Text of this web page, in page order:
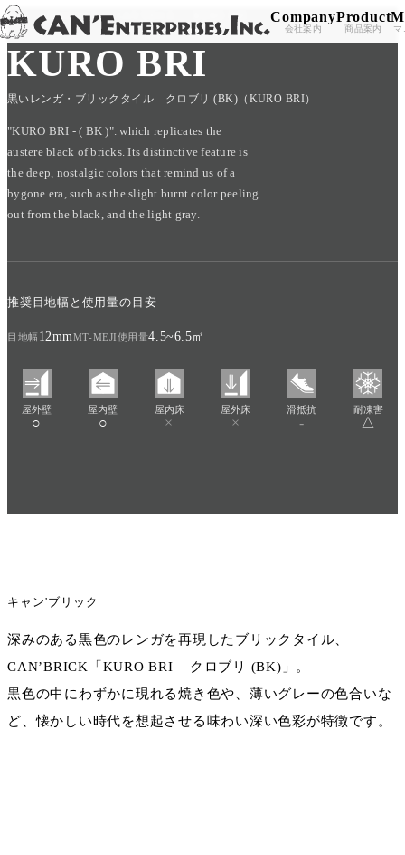
Skip to content Company
会社案内
Product
商品案内 マ
TOP / PRODUCT / KURO BRI
KURO BRI
黒いレンガ・ブリックタイル クロブリ (BK)（KURO BRI）
"KURO BRI - ( BK )". which replicates the
austere black of bricks. Its distinctive feature is
the deep, nostalgic colors that remind us of a
bygone era, such as the slight burnt color peeling
out from the black, and the light gray.
推奨目地幅と使用量の目安
目地幅 12mmMT-MEJI使用量4.5~6.5㎡
屋外壁
○
屋内壁
○
屋内床
×
屋外床
×
滑抵抗
-
耐凍害
△
キャン'ブリック
深みのある黒色のレンガを再現したブリックタイル、
CAN’BRICK「KURO BRI – クロブリ (BK)」。
黒色の中にわずかに現れる焼き色や、薄いグレーの色合いな
ど、懐かしい時代を想起させる味わい深い色彩が特徴です。